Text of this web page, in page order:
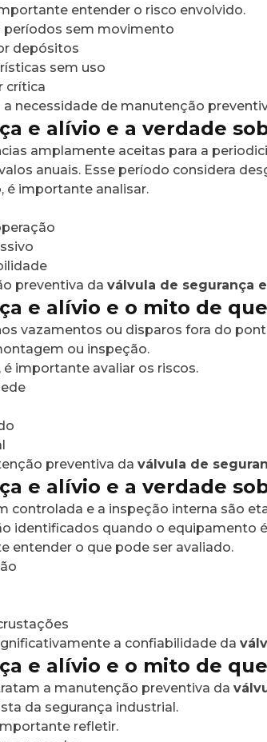
entender o risco envolvido.
sem movimento
depósitos
sem uso
crítica
necessidade de manutenção
e alívio e a verdade
amplamente aceitas para a
anuais. Esse período considera
é importante analisar.
preventiva daválvula de segurança
e alívio e o mito de
vazamentos ou disparos fora do
ou inspeção.
importante avaliar os riscos.
preventiva daválvula de
e alívio e a verdade
controlada e a inspeção interna são
identificados quando o equipamento
entender o que pode ser avaliado.
a confiabilidade da
e alívio e o mito de
a manutenção preventiva da
da segurança industrial.
refletir.